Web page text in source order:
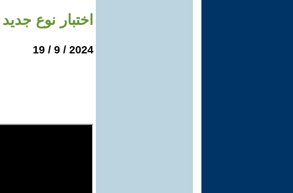
اختبار نوع
2024 / 9 / 19